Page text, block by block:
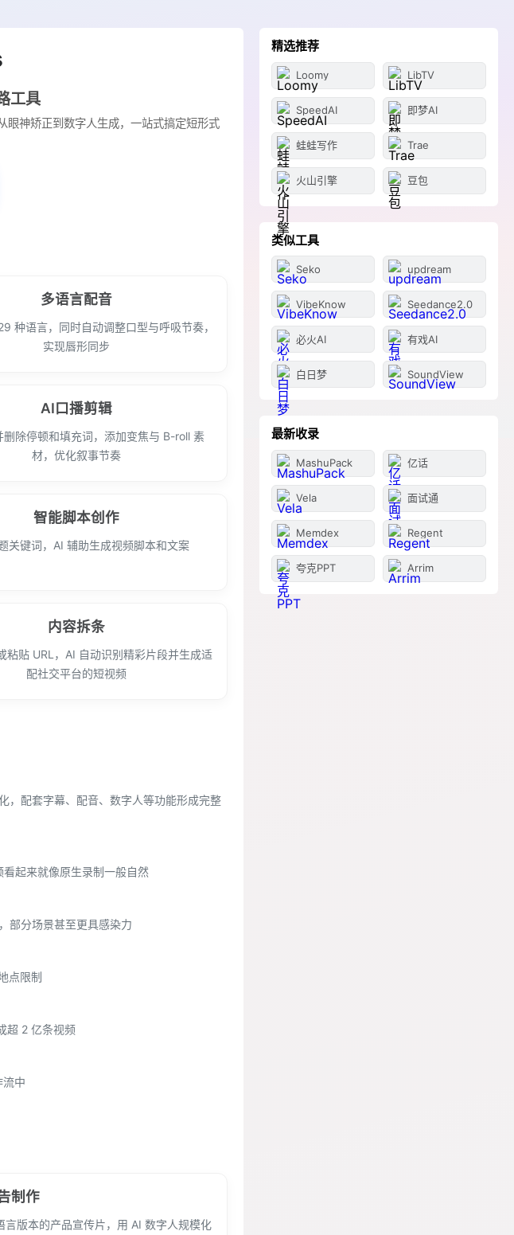
工具
眼神矫正到数字人生成，一站式搞定短形式
多语言配音
种语言，同时自动调整口型与呼吸节奏，
实现唇形同步
AI口播剪辑
删除停顿和填充词，添加变焦与 B-roll 素
材，优化叙事节奏
智能脚本创作
关键词，AI 辅助生成视频脚本和文案
内容拆条
粘贴 URL，AI 自动识别精彩片段并生成适
配社交平台的短视频
，配套字幕、配音、数字人等功能形成完整
起来就像原生录制一般自然
部分场景甚至更具感染力
点限制
超 2 亿条视频
中
制作
言版本的产品宣传片，用 AI 数字人规模化
精选推荐
Loomy LibTV
SpeedAI 即梦AI
蛙蛙写作 Trae
火山引擎 豆包
类似工具
Seko updream
VibeKnow Seedance2.0
必火AI 有戏AI
白日梦 SoundView
最新收录
MashuPack 亿话
Vela 面试通
Memdex Regent
夸克PPT Arrim